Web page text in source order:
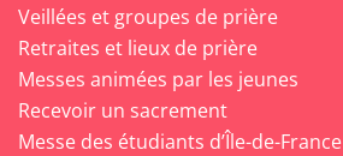
Veillées et groupes de prière
Retraites et lieux de prière
Messes animées par les jeunes
Recevoir un sacrement
Messe des étudiants d’Île-de-France